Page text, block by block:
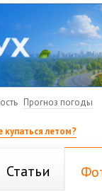
Прогноз погоды
купаться летом?
Статьи